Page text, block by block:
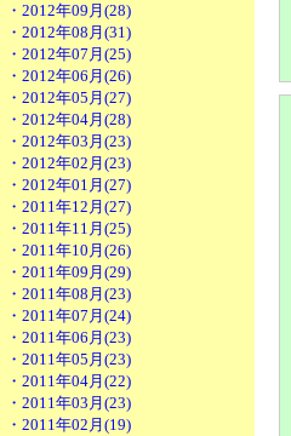
・2012年09月(28)
・2012年08月(31)
・2012年07月(25)
・2012年06月(26)
・2012年05月(27)
・2012年04月(28)
・2012年03月(23)
・2012年02月(23)
・2012年01月(27)
・2011年12月(27)
・2011年11月(25)
・2011年10月(26)
・2011年09月(29)
・2011年08月(23)
・2011年07月(24)
・2011年06月(23)
・2011年05月(23)
・2011年04月(22)
・2011年03月(23)
・2011年02月(19)